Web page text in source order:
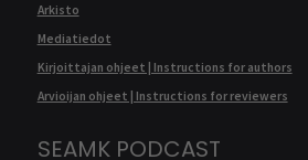
Arkisto
Mediatiedot
Kirjoittajan ohjeet | Instructions for authors
Arvioijan ohjeet | Instructions for reviewers
SEAMK PODCAST